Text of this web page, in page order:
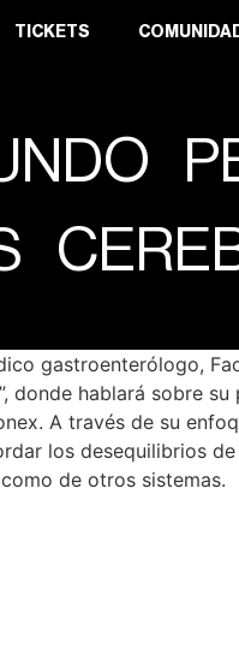
TICKETS
gastroenterólogo,
donde hablará sobre
A través de su
los desequilibrios
de otros sistemas.